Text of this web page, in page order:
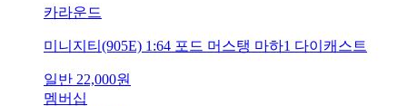
카라운드
미니지티(905E) 1:64 포드 머스탱 마하1 다이캐스트
일반 22,000원
멤버십